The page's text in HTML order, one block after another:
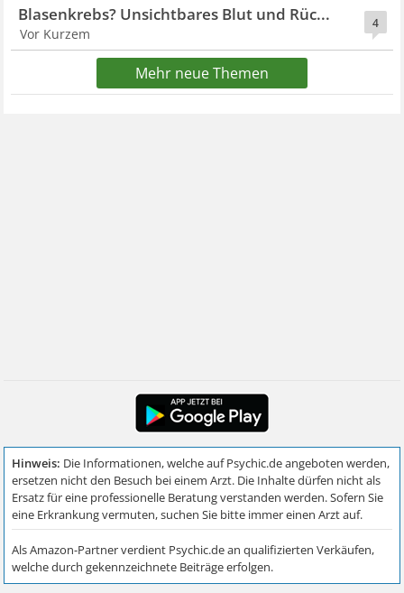
4
Blasenkrebs? Unsichtbares Blut und Rüc...
Vor Kurzem
Mehr neue Themen